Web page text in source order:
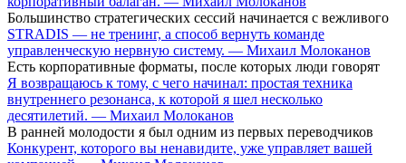
Большинство стратегических сессий начинается с вежливого
STRADIS — не тренинг, а способ вернуть команде
управленческую нервную систему. — Михаил Молоканов
Есть корпоративные форматы, после которых люди говорят
Я возвращаюсь к тому, с чего начинал: простая техника
внутреннего резонанса, к которой я шел несколько
десятилетий. — Михаил Молоканов
В ранней молодости я был одним из первых переводчиков
Конкурент, которого вы ненавидите, уже управляет вашей